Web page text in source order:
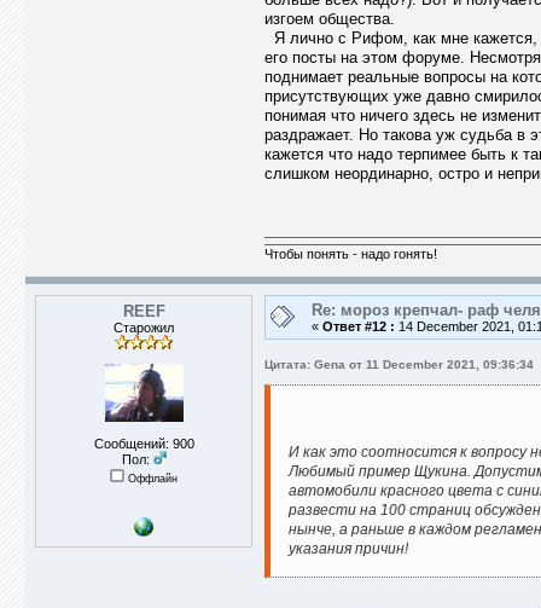
изгоем общества.
Я лично с Рифом, как мне кажется,
его посты на этом форуме.
поднимает реальные вопросы на
присутствующих уже давно
понимая что ничего здесь не
раздражает. Но такова уж судьба в
кажется что надо терпимее быть к
слишком неординарно, остро и
Чтобы понять - надо гонять!
REEF
Старожил
Сообщений: 900
Пол:
Оффлайн
Re: мороз крепчал- раф
« Ответ #12 : 14 December 2021,
Цитата: Gena от 11 December 2021, 09:36:34
И как это соотносится к вопросу
Любимый пример Щукина.
автомобили красного цвета с
развести на 100 страниц
нынче, а раньше в каждом
указания причин!